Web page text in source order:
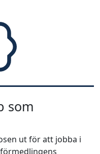
som
ut för att jobba i